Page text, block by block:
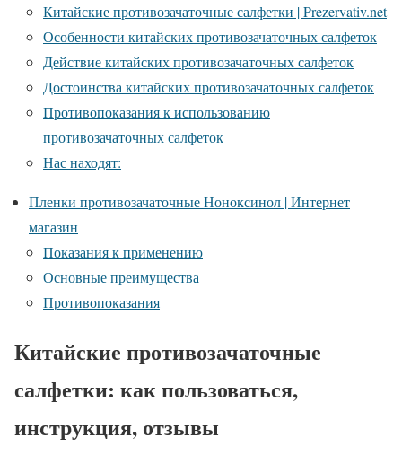
Китайские противозачаточные салфетки | Prezervativ.net
Особенности китайских противозачаточных салфеток
Действие китайских противозачаточных салфеток
Достоинства китайских противозачаточных салфеток
Противопоказания к использованию
противозачаточных салфеток
Нас находят:
Пленки противозачаточные Ноноксинол | Интернет
магазин
Показания к применению
Основные преимущества
Противопоказания
Китайские противозачаточные
салфетки: как пользоваться,
инструкция, отзывы